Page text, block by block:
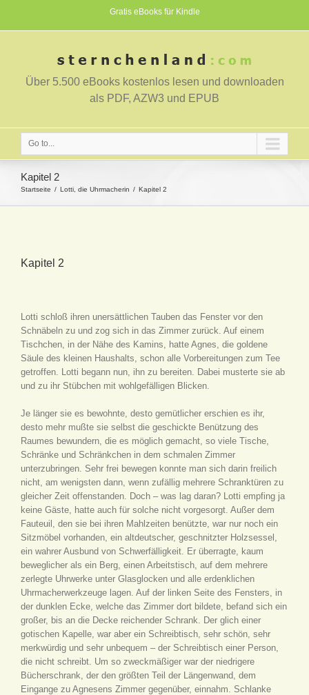
Gratis eBooks für Kindle
Über 5.500 eBooks kostenlos lesen und downloaden
als PDF, AZW3 und EPUB
Go to...
Kapitel 2
Startseite Lotti, die Uhrmacherin Kapitel 2
Kapitel 2
Lotti schloß ihren unersättlichen Tauben das Fenster vor den
Schnäbeln zu und zog sich in das Zimmer zurück. Auf einem
Tischchen, in der Nähe des Kamins, hatte Agnes, die goldene
Säule des kleinen Haushalts, schon alle Vorbereitungen zum Tee
getroffen. Lotti begann nun, ihn zu bereiten. Dabei musterte sie ab
und zu ihr Stübchen mit wohlgefälligen Blicken.
Je länger sie es bewohnte, desto gemütlicher erschien es ihr,
desto mehr mußte sie selbst die geschickte Benützung des
Raumes bewundern, die es möglich gemacht, so viele Tische,
Schränke und Schränkchen in dem schmalen Zimmer
unterzubringen. Sehr frei bewegen konnte man sich darin freilich
nicht, am wenigsten dann, wenn zufällig mehrere Schranktüren zu
gleicher Zeit offenstanden. Doch – was lag daran? Lotti empfing ja
keine Gäste, hatte auch für solche nicht vorgesorgt. Außer dem
Fauteuil, den sie bei ihren Mahlzeiten benützte, war nur noch ein
Sitzmöbel vorhanden, ein altdeutscher, geschnitzter Holzsessel,
ein wahrer Ausbund von Schwerfälligkeit. Er überragte, kaum
beweglicher als ein Berg, einen Arbeitstisch, auf dem mehrere
zerlegte Uhrwerke unter Glasglocken und alle erdenklichen
Uhrmacherwerkzeuge lagen. Auf der linken Seite des Fensters, in
der dunklen Ecke, welche das Zimmer dort bildete, befand sich ein
großer, bis an die Decke reichender Schrank. Der glich einer
gotischen Kapelle, war aber ein Schreibtisch, sehr schön, sehr
merkwürdig und sehr unbequem – der Schreibtisch einer Person,
die nicht schreibt. Um so zweckmäßiger war der niedrigere
Bücherschrank, der den größten Teil der Längenwand, dem
Eingange zu Agnesens Zimmer gegenüber, einnahm. Schlanke